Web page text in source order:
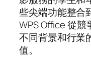
些尖端功能整合
WPS Office 從
不同背景和行業
值。